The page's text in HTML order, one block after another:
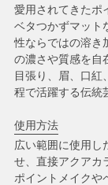
愛用されてきたポ
ベタつかずマット
性ならではの溶き
の濃さや質感を自
目張り、眉、口紅
程で活躍する伝統
使用方法
広い範囲に使用し
せ、直接アクアカ
ポイントメイクや